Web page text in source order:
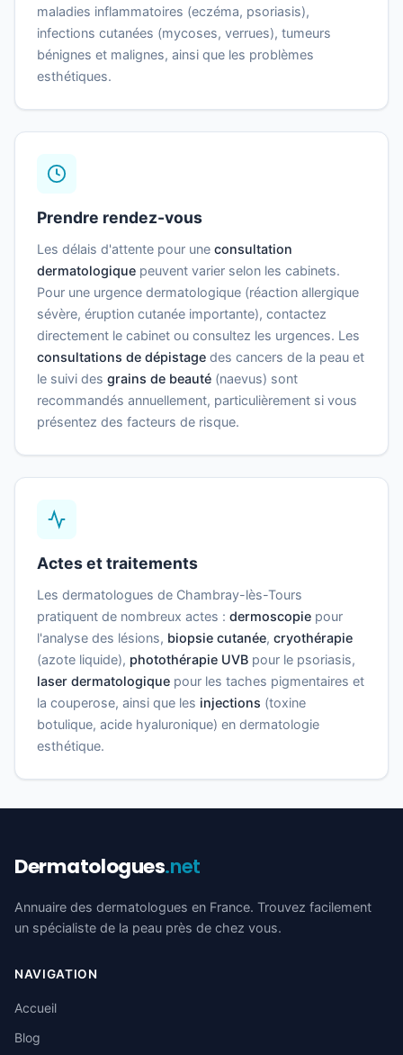
maladies inflammatoires (eczéma, psoriasis),
infections cutanées (mycoses, verrues), tumeurs
bénignes et malignes, ainsi que les problèmes
esthétiques.
Prendre rendez-vous
Les délais d'attente pour une consultation
dermatologique peuvent varier selon les cabinets.
Pour une urgence dermatologique (réaction allergique
sévère, éruption cutanée importante), contactez
directement le cabinet ou consultez les urgences. Les
consultations de dépistage des cancers de la peau et
le suivi des grains de beauté (naevus) sont
recommandés annuellement, particulièrement si vous
présentez des facteurs de risque.
Actes et traitements
Les dermatologues de Chambray-lès-Tours
pratiquent de nombreux actes : dermoscopie pour
l'analyse des lésions, biopsie cutanée, cryothérapie
(azote liquide), photothérapie UVB pour le psoriasis,
laser dermatologique pour les taches pigmentaires et
la couperose, ainsi que les injections (toxine
botulique, acide hyaluronique) en dermatologie
esthétique.
Dermatologues.net
Annuaire des dermatologues en France. Trouvez facilement
un spécialiste de la peau près de chez vous.
NAVIGATION
Accueil
Blog